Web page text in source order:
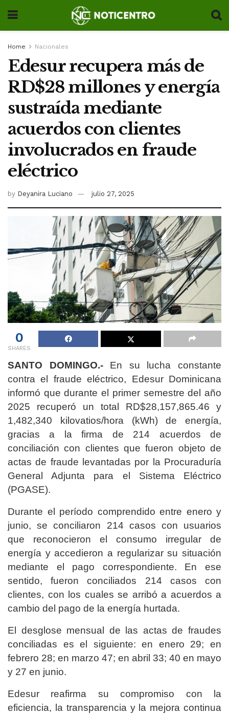
Home Nacionales
Edesur recupera más de
RD$28 millones y energía
sustraída mediante
acuerdos con clientes
involucrados en fraude
eléctrico
by Deyanira Luciano julio 27, 2025
0
SHARES
SANTO DOMINGO.- En su lucha constante
contra el fraude eléctrico, Edesur Dominicana
informó que durante el primer semestre del año
2025 recuperó un total RD$28,157,865.46 y
1,482,340 kilovatios/hora (kWh) de energía,
gracias a la firma de 214 acuerdos de
conciliación con clientes que fueron objeto de
actas de fraude levantadas por la Procuraduría
General Adjunta para el Sistema Eléctrico
(PGASE).
Durante el período comprendido entre enero y
junio, se conciliaron 214 casos con usuarios
que reconocieron el consumo irregular de
energía y accedieron a regularizar su situación
mediante el pago correspondiente. En ese
sentido, fueron conciliados 214 casos con
clientes, con los cuales se arribó a acuerdos a
cambio del pago de la energía hurtada.
El desglose mensual de las actas de fraudes
conciliadas es el siguiente: en enero 29; en
febrero 28; en marzo 47; en abril 33; 40 en mayo
y 27 en junio.
Edesur reafirma su compromiso con la
eficiencia, la transparencia y la mejora continua